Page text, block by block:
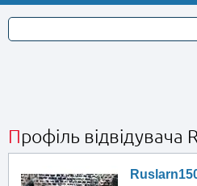
Профіль